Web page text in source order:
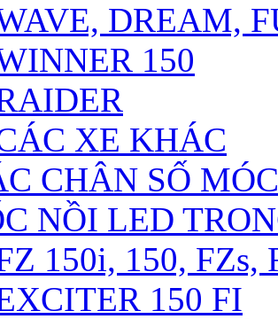
DREAM,
150
XE KHÁC
CHÂN SỐ MÓC
NỒI LED
150i, 150, FZs,
150 FI